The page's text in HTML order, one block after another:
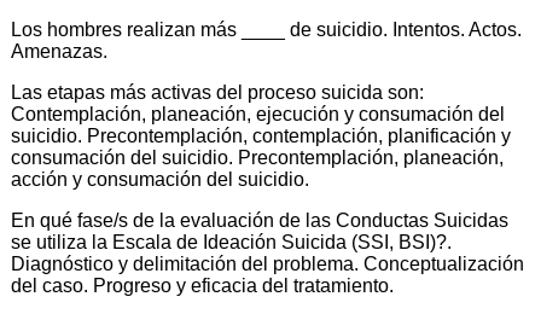
Los hombres realizan más ____ de suicidio. Intentos. Actos.
Amenazas.
Las etapas más activas del proceso suicida son:
Contemplación, planeación, ejecución y consumación del
suicidio. Precontemplación, contemplación, planificación y
consumación del suicidio. Precontemplación, planeación,
acción y consumación del suicidio.
En qué fase/s de la evaluación de las Conductas Suicidas
se utiliza la Escala de Ideación Suicida (SSI, BSI)?.
Diagnóstico y delimitación del problema. Conceptualización
del caso. Progreso y eficacia del tratamiento.